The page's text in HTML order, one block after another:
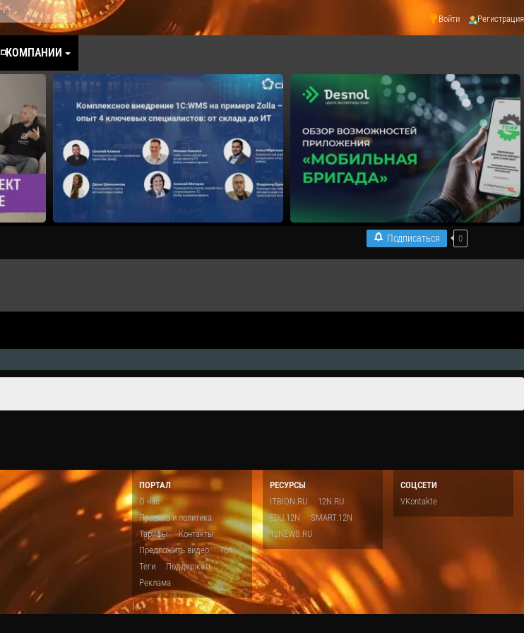
Войти Регистрация
◽КОМПАНИИ
Подписаться 0
ПОРТАЛ
О нас
Правила и политика
Тарифы
Контакты
Предложить видео
Топ
Теги
Поддержать
Реклама
РЕСУРСЫ
ITBION.RU
12N.RU
EDU.12N
SMART.12N
12NEWS.RU
СОЦСЕТИ
VKontakte
|